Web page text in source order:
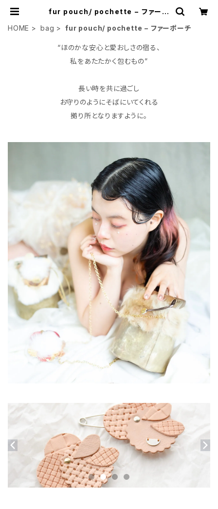
fur pouch/ pochette − ファーポ
HOME
bag fur pouch/ pochette − ファーポーチ
“ほのかな安心と愛おしさの宿る、
私をあたたかく包むもの”
長い時を共に過ごし
お守りのようにそばにいてくれる
拠り所となりますように。